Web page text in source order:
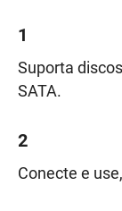
1
Suporta
SATA.
2
Conecte e